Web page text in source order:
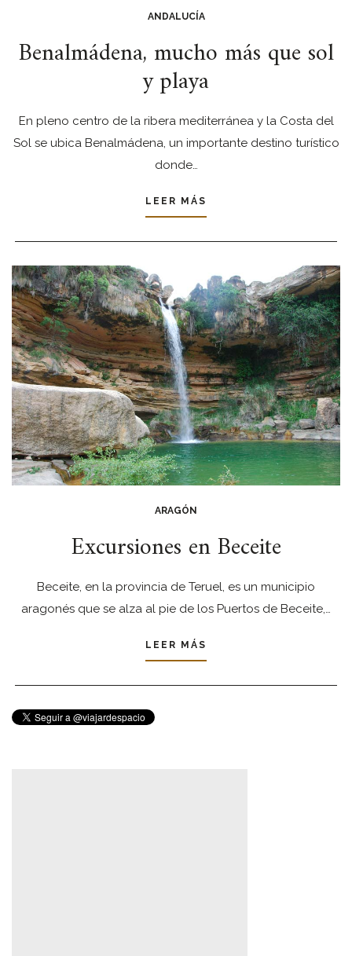
ANDALUCÍA
Benalmádena, mucho más que sol
y playa
En pleno centro de la ribera mediterránea y la Costa del
Sol se ubica Benalmádena, un importante destino turístico
donde…
LEER MÁS
ARAGÓN
Excursiones en Beceite
Beceite, en la provincia de Teruel, es un municipio
aragonés que se alza al pie de los Puertos de Beceite,…
LEER MÁS